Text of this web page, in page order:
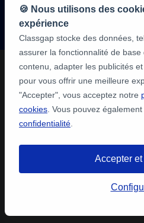
9,6/10
🍪 Nous utilisons des
expérience
Classgap stocke des données,
assurer la fonctionnalité de
contenu, adapter les publicités
pour vous offrir une meilleure
"Accepter", vous acceptez notre
cookies . Vous pouvez
confidentialité
Accepter et